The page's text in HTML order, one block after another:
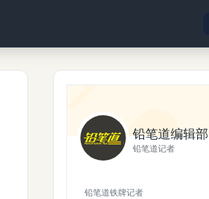
铅笔道编辑部
铅笔道记者
铅笔道铁牌记者